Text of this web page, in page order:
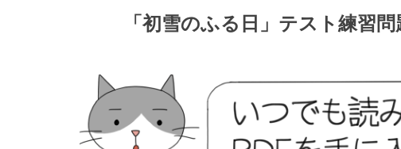
「初雪のふる日」テスト練習